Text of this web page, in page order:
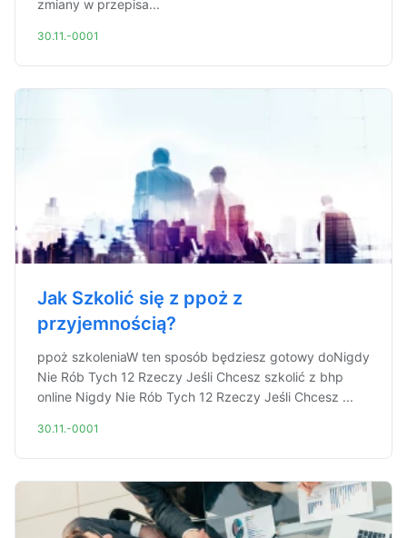
zmiany w przepisa...
30.11.-0001
Jak Szkolić się z ppoż z
przyjemnością?
ppoż szkoleniaW ten sposób będziesz gotowy doNigdy
Nie Rób Tych 12 Rzeczy Jeśli Chcesz szkolić z bhp
online Nigdy Nie Rób Tych 12 Rzeczy Jeśli Chcesz ...
30.11.-0001